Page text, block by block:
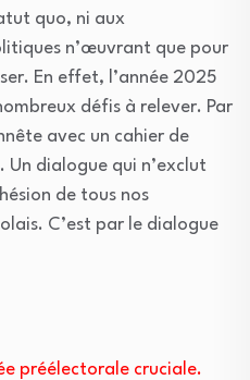
quo, ni aux
n’œuvrant que pour
En effet, l’année 2025
défis à relever. Par
avec un cahier de
dialogue qui n’exclut
de tous nos
C’est par le dialogue
préélectorale cruciale.